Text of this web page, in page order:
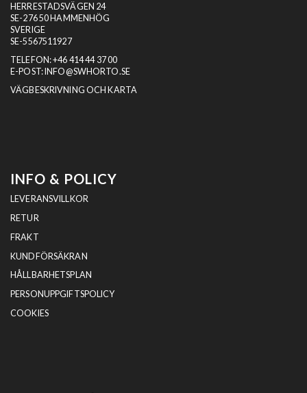
HERRESTADSVÄGEN 24
SE-276 50 HAMMENHÖG
SVERIGE
SE-5567511927
TELEFON:+46 414 44 37 00
E-POST:INFO@SWHORTO.SE
VÄGBESKRIVNING OCH KARTA
INFO & POLICY
LEVERANSVILLKOR
RETUR
FRAKT
KUNDFÖRSÄKRAN
HÅLLBARHETSPLAN
PERSONUPPGIFTSPOLICY
COOKIES